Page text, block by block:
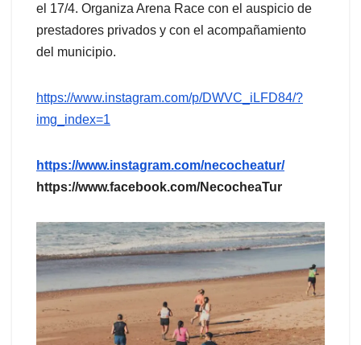
el 17/4. Organiza Arena Race con el auspicio de
prestadores privados y con el acompañamiento
del municipio.
https://www.instagram.com/p/DWVC_iLFD84/?
img_index=1
https://www.instagram.com/necocheatur/
https://www.facebook.com/NecocheaTur